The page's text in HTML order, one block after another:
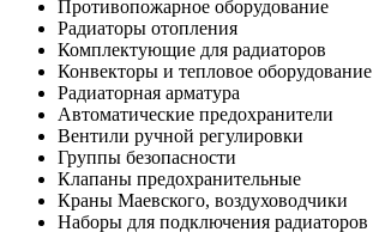
Противопожарное оборудование
Радиаторы отопления
Комплектующие для радиаторов
Конвекторы и тепловое оборудование
Радиаторная арматура
Автоматические предохранители
Вентили ручной регулировки
Группы безопасности
Клапаны предохранительные
Краны Маевского, воздуховодчики
Наборы для подключения радиаторов